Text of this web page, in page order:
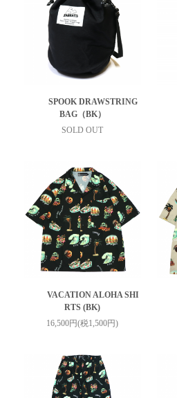
SPOOK DRAWSTRING
BAG（BK）
SOLD OUT
VACATION ALOHA SHI
RTS (BK)
16,500円(税1,500円)